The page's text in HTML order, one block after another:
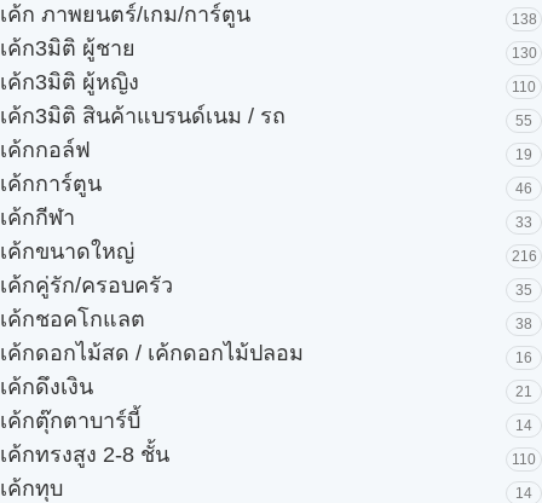
เค้ก ภาพยนตร์/เกม/การ์ตูน 138
เค้ก3มิติ ผู้ชาย 130
เค้ก3มิติ ผู้หญิง 110
เค้ก3มิติ สินค้าแบรนด์เนม / รถ 55
เค้กกอล์ฟ 19
เค้กการ์ตูน 46
เค้กกีฬา 33
เค้กขนาดใหญ่ 216
เค้กคู่รัก/ครอบครัว 35
เค้กชอคโกแลต 38
เค้กดอกไม้สด / เค้กดอกไม้ปลอม 16
เค้กดึงเงิน 21
เค้กตุ๊กตาบาร์บี้ 14
เค้กทรงสูง 2-8 ชั้น 110
เค้กทุบ 14